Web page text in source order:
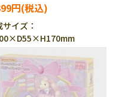
円
イズ：